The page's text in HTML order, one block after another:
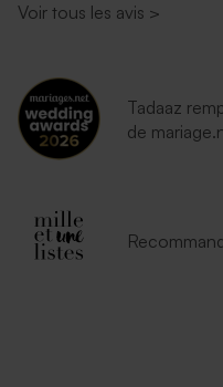
Voir tous les avis >
Tadaaz
de